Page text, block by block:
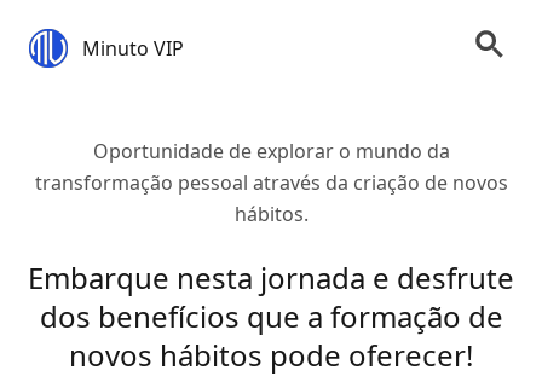
Minuto VIP
Oportunidade de explorar o mundo da
transformação pessoal através da criação de novos
hábitos.
Embarque nesta jornada e desfrute
dos benefícios que a formação de
novos hábitos pode oferecer!